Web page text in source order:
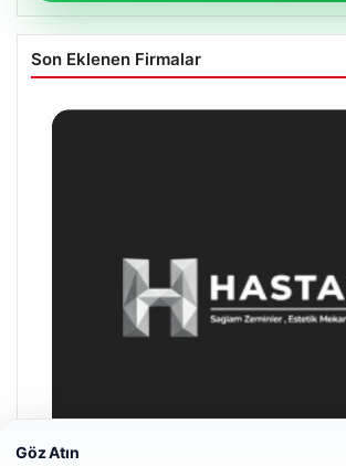
Son Eklenen Firmalar
Göz Atın